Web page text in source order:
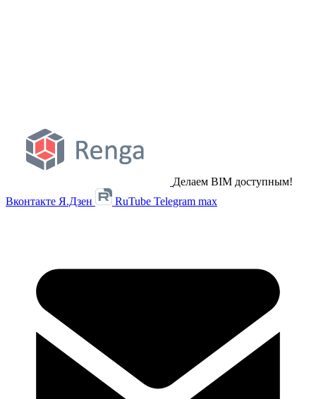
Делаем BIM доступным!
Вконтакте Я.Дзен RuTube Telegram max